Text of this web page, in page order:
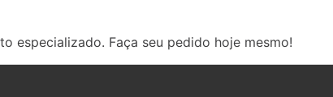
especializado. Faça seu pedido hoje mesmo!